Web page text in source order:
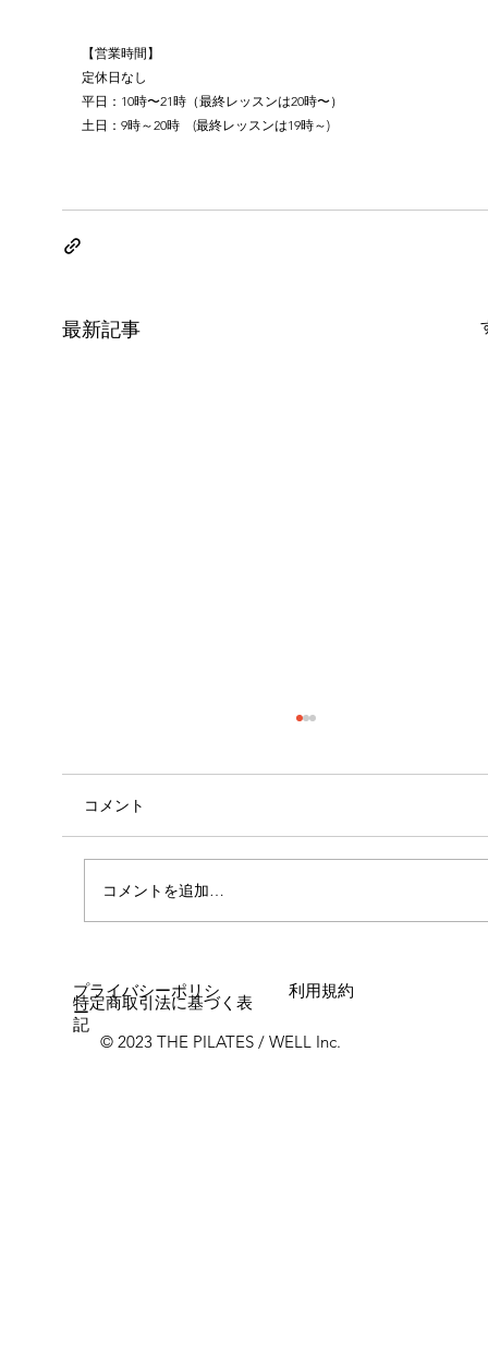
【営業時間】
定休日なし
平日：10時〜21時（最終レッスンは20時〜）
土日：9時～20時　(最終レッスンは19時～)
最新記事
自己紹介
コメント
コメントを追加…
© 2023 THE PILATES / WELL Inc.
プライバシーポリシ
ー
利用規約
特定商取引法に基づく表
記